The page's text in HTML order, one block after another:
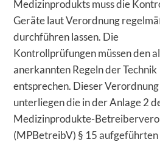
Medizinprodukts muss die
Geräte laut Verordnung
durchführen lassen. Die
Kontrollprüfungen müssen den
anerkannten Regeln der Technik
entsprechen. Dieser Verordnung
unterliegen die in der Anlage 2
Medizinprodukte-
(MPBetreibV) § 15 aufgeführten